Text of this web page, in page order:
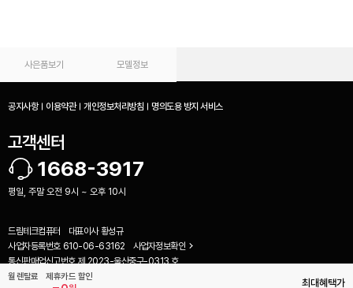
월 렌탈료 제휴카드 할인
최대혜택가
사은품보기 모델정보
공지사항 이용약관 개인정보처리방침 명의도용 방지 서비스
고객센터
1668-3917
평일, 주말 오전 9시 ~ 오후 10시
드림테크컴퓨터 대표이사 황성규
사업자등록번호 610-06-63162
사업자정보확인
통신판매업신고번호 제 2023-울산중구-0313 호
(44467) 울산 중구 명륜로 104 1층 (우정동)
비교하기(0)